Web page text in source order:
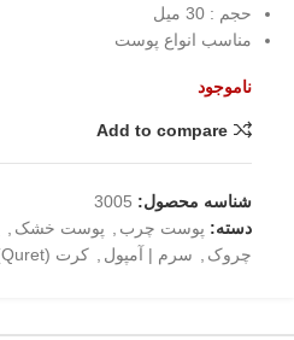
حجم : 30 میل
مناسب انواع پوست
ناموجود
Add to compare
شناسه محصول: 3005
دسته: پوست چرب پوست خشک
چروک
سرم | آمپول کرت (Quret)